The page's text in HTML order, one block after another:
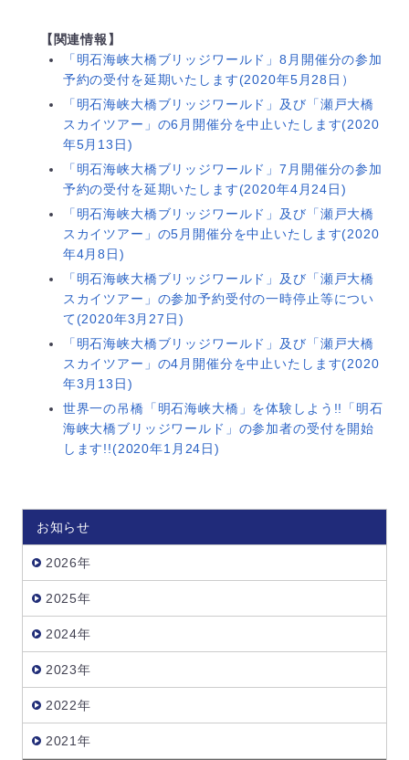
【関連情報】
「明石海峡大橋ブリッジワールド」8月開催分の参加
予約の受付を延期いたします(2020年5月28日）
「明石海峡大橋ブリッジワールド」及び「瀬戸大橋
スカイツアー」の6月開催分を中止いたします(2020
年5月13日)
「明石海峡大橋ブリッジワールド」7月開催分の参加
予約の受付を延期いたします(2020年4月24日)
「明石海峡大橋ブリッジワールド」及び「瀬戸大橋
スカイツアー」の5月開催分を中止いたします(2020
年4月8日)
「明石海峡大橋ブリッジワールド」及び「瀬戸大橋
スカイツアー」の参加予約受付の一時停止等につい
て(2020年3月27日)
「明石海峡大橋ブリッジワールド」及び「瀬戸大橋
スカイツアー」の4月開催分を中止いたします(2020
年3月13日)
世界一の吊橋「明石海峡大橋」を体験しよう!!「明石
海峡大橋ブリッジワールド」の参加者の受付を開始
します!!(2020年1月24日)
お知らせ
2026年
2025年
2024年
2023年
2022年
2021年